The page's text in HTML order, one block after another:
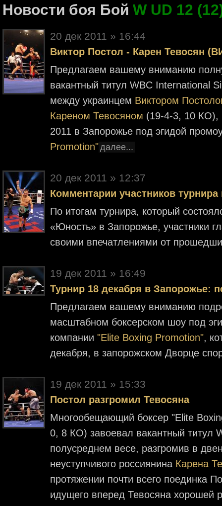
Новости боя Бой W UD 12
20 дек 2011 » 16:44
Виктор Постол - Карен Тевосян
Предлагаем вашему вниманию
вакантный титул WBC International
между украинцем Виктором
Кареном Тевосяном (19-4-3, 10 КО),
2011 в Запорожье под эгидой
Promotion"далее...
20 дек 2011 » 12:37
Комментарии участников
По итогам турнира, который
«Юность» в Запорожье, участники
своими впечатлениями от
19 дек 2011 » 16:49
Турнир 18 декабря в Запорожье:
Предлагаем вашему вниманию
масштабном боксерском шоу под
компании "Elite Boxing Promotion",
декабря, в запорожском Дворце
19 дек 2011 » 15:33
Постол разгромил Тевосяна
Многообещающий боксер "Elite
0, 8 КО) завоевал вакантный титул
полусреднем весе, разгромив в
неуступчивого россиянина Карена
протяжении почти всего поединка
идущего вперед Тевосяна хорошей